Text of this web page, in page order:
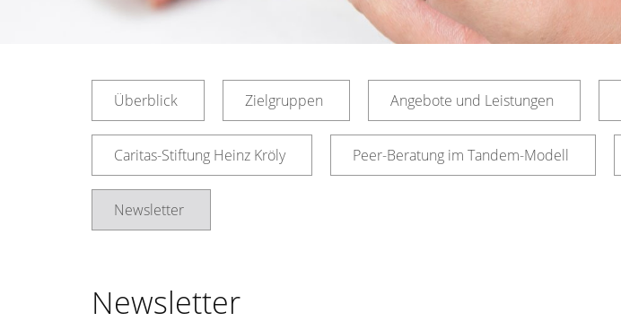
Überblick Zielgruppen Angebote und Leistungen
Caritas-Stiftung Heinz Kröly Peer-Beratung im Tandem-Modell
Newsletter
Newsletter